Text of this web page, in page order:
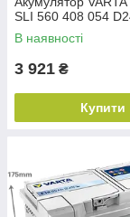
SLI 560 408 054
В наявності
3 921 ₴
Купити